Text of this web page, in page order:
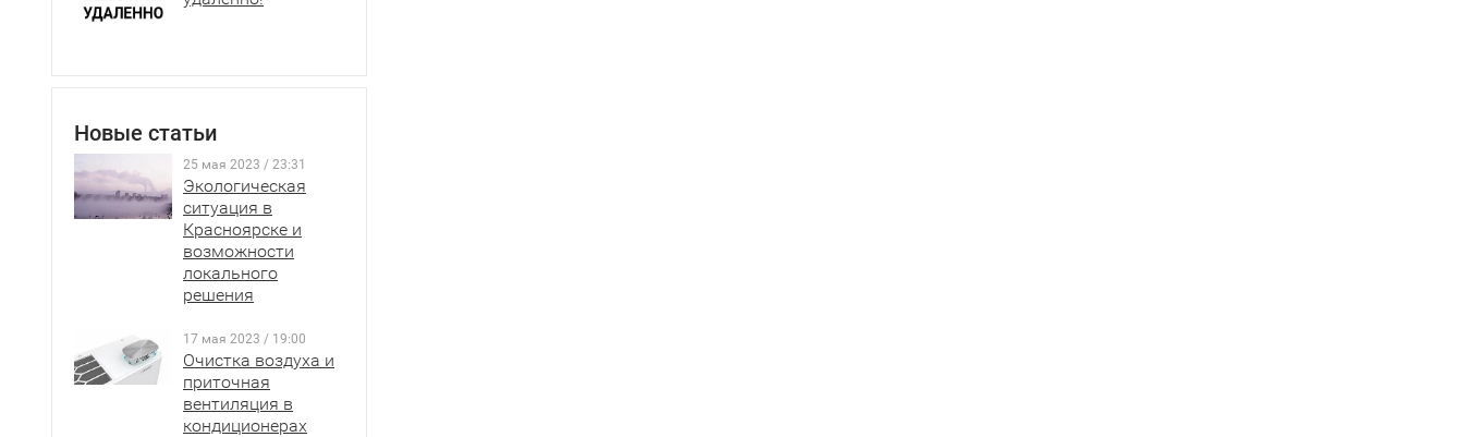
Новые статьи
25 мая 2023 / 23:31
Экологическая
ситуация в
Красноярске и
возможности
локального
решения
17 мая 2023 / 19:00
Очистка воздуха и
приточная
вентиляция в
кондиционерах